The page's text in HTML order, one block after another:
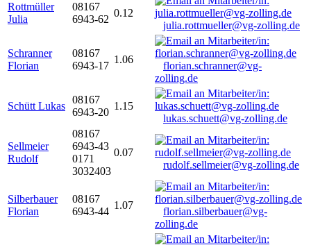
Rottmüller
Julia
08167
6943-62
0.12
julia.rottmueller@vg-zolling.de
Schranner
Florian
08167
6943-17
1.06
florian.schranner@vg-
zolling.de
Schütt Lukas
08167
6943-20
1.15
lukas.schuett@vg-zolling.de
Sellmeier
Rudolf
08167
6943-43
0171
3032403
0.07
rudolf.sellmeier@vg-zolling.de
Silberbauer
Florian
08167
6943-44
1.07
florian.silberbauer@vg-
zolling.de